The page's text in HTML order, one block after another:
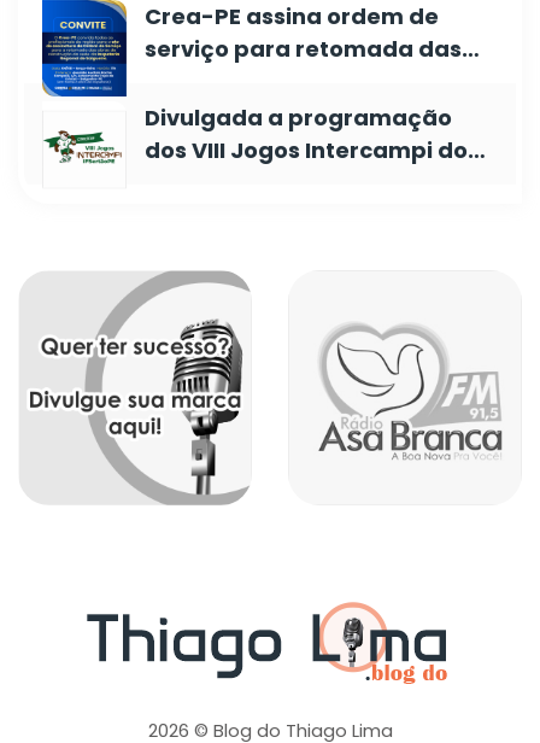
Crea-PE assina ordem de
serviço para retomada das…
Divulgada a programação
dos VIII Jogos Intercampi do…
2026 © Blog do Thiago Lima